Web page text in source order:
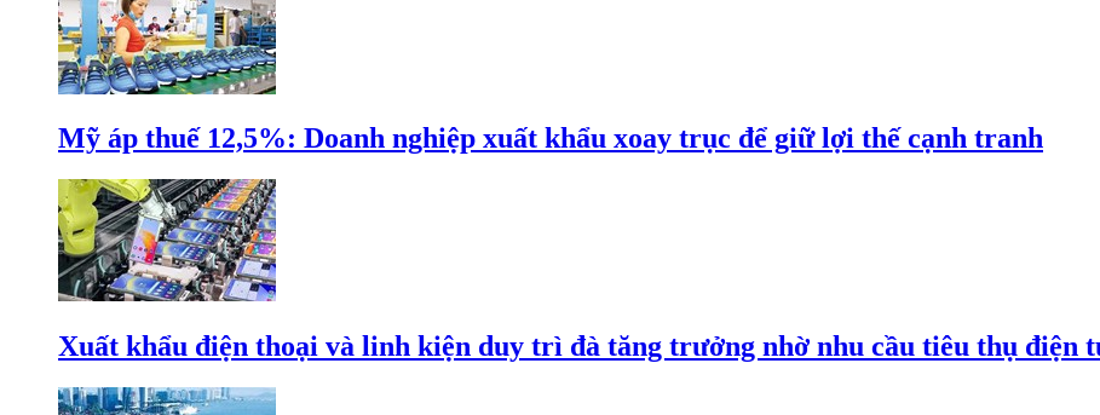
Mỹ áp thuế 12,5%: Doanh nghiệp xuất khẩu xoay trục để giữ lợi thế cạnh tranh
Xuất khẩu điện thoại và linh kiện duy trì đà tăng trưởng nhờ nhu cầu tiêu thụ điện